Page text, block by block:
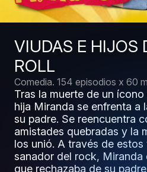
VIUDAS E HIJOS
ROLL
Comedia. 154 episodios x 60
Tras la muerte de un
hija Miranda se enfrenta a
su padre. Se reencuentra
amistades quebradas y la
los unió. A través de
sanador del rock, Miranda
que rechazaba de su